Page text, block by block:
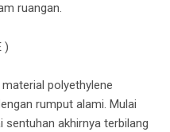
ruangan.
)
polyethylene
rumput alami. Mulai
sentuhan akhirnya terbilang